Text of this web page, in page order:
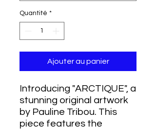
Quantité *
Ajouter au panier
Introducing "ARCTIQUE", a
stunning original artwork
by Pauline Tribou. This
piece features the